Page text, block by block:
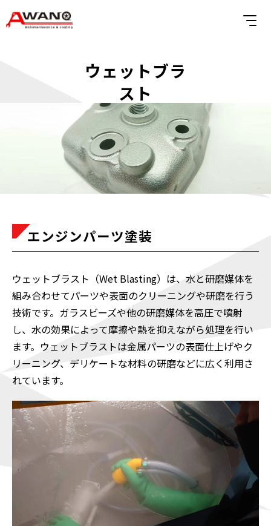
ウェットブラ
スト
エンジンパーツ塗装
ウェットブラスト（Wet Blasting）は、水と研磨媒体を
組み合わせてパーツや表面のクリーニングや研磨を行う
技術です。ガラスビーズや他の研磨媒体を高圧で噴射
し、水の効果によって摩擦や熱を抑えながら処理を行い
ます。ウェットブラストは金属パーツの表面仕上げやク
リーニング、デリケートな材料の研磨などに広く利用さ
れています。